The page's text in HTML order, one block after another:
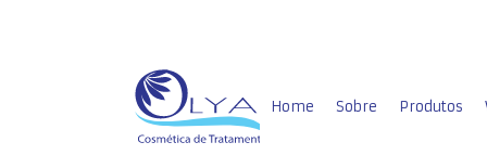
Home Sobre Produtos